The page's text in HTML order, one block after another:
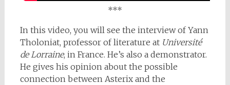
***
In this video, you will see the interview of Yann
Tholoniat, professor of literature at Université
de Lorraine, in France. He’s also a demonstrator.
He gives his opinion about the possible
connection between Asterix and the